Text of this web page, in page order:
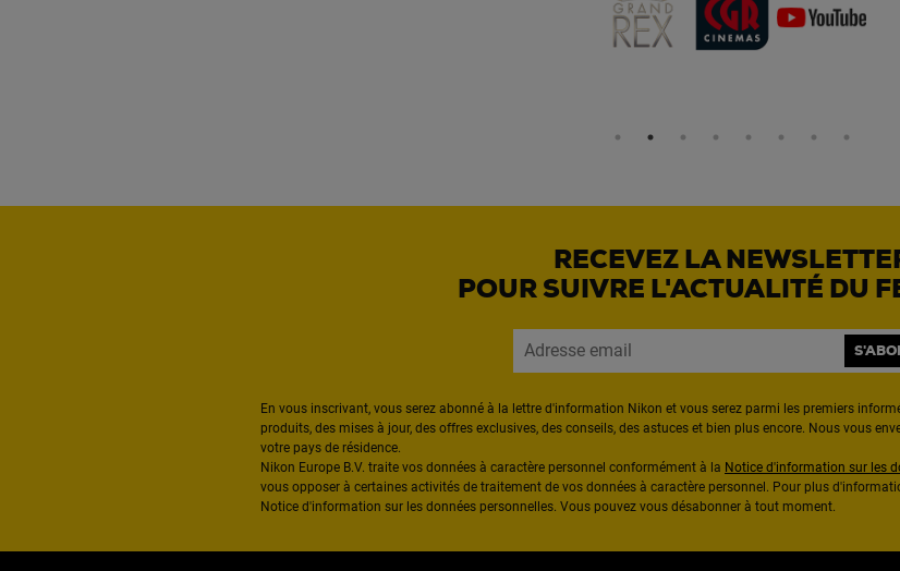
RECEVEZ LA
POUR SUIVRE L'ACTUALITÉ DU
En vous inscrivant, vous serez abonné à la lettre d'information Nikon et vous serez parmi les premiers
produits, des mises à jour, des offres exclusives, des conseils, des astuces et bien plus encore. Nous vous
votre pays de résidence.
Nikon Europe B.V. traite vos données à caractère personnel conformément à la Notice d'information sur les
vous opposer à certaines activités de traitement de vos données à caractère personnel. Pour plus
Notice d'information sur les données personnelles. Vous pouvez vous désabonner à tout moment.